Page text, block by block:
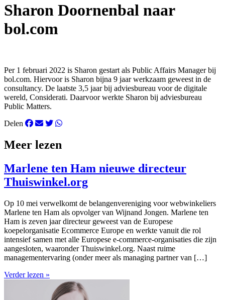
Sharon Doornenbal naar
bol.com
Per 1 februari 2022 is Sharon gestart als Public Affairs Manager bij
bol.com. Hiervoor is Sharon bijna 9 jaar werkzaam geweest in de
consultancy. De laatste 3,5 jaar bij adviesbureau voor de digitale
wereld, Considerati. Daarvoor werkte Sharon bij adviesbureau
Public Matters.
Delen
Meer lezen
Marlene ten Ham nieuwe directeur
Thuiswinkel.org
Op 10 mei verwelkomt de belangenvereniging voor webwinkeliers
Marlene ten Ham als opvolger van Wijnand Jongen. Marlene ten
Ham is zeven jaar directeur geweest van de Europese
koepelorganisatie Ecommerce Europe en werkte vanuit die rol
intensief samen met alle Europese e-commerce-organisaties die zijn
aangesloten, waaronder Thuiswinkel.org. Naast ruime
managementervaring (onder meer als managing partner van […]
Verder lezen »